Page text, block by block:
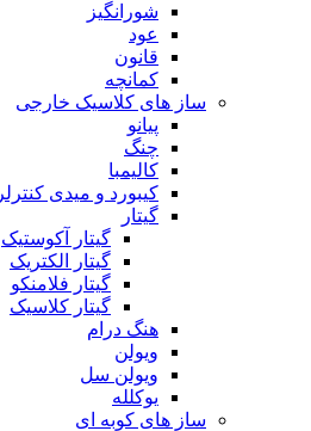
شورانگیز
عود
قانون
کمانچه
ساز های کلاسیک خارجی
پیانو
چنگ
کالیمبا
کیبورد و میدی کنترلر
گیتار
گیتار آکوستیک
گیتار الکتریک
گیتار فلامنکو
گیتار کلاسیک
هنگ درام
ویولن
ویولن سل
یوکلله
ساز های کوبه ای